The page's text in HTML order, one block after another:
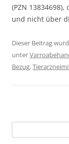
(PZN
und nicht über
Dieser Beitrag
unter
Bezug,
nach: